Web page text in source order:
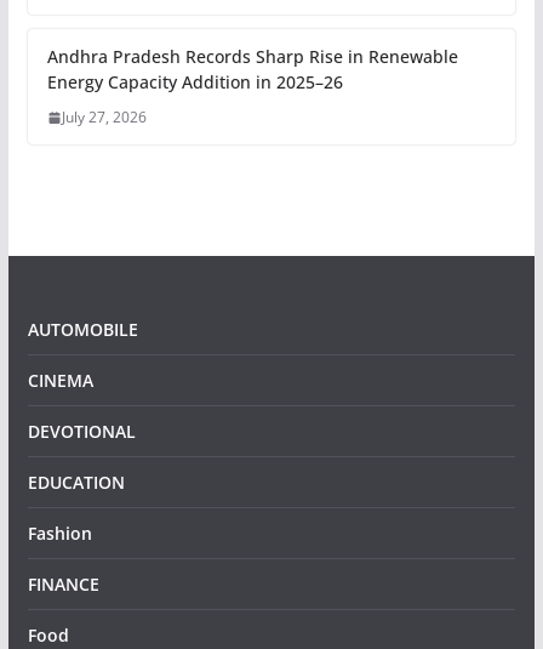
Andhra Pradesh Records Sharp Rise in Renewable
Energy Capacity Addition in 2025–26
July 27, 2026
AUTOMOBILE
CINEMA
DEVOTIONAL
EDUCATION
Fashion
FINANCE
Food